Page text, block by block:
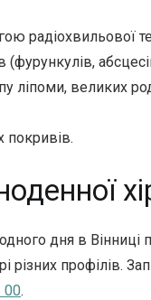
радіохвильової
ліпоми, великих
покривів.
одного дня в
різних профілів.
00.